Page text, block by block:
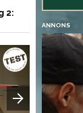
2:
ANNONS